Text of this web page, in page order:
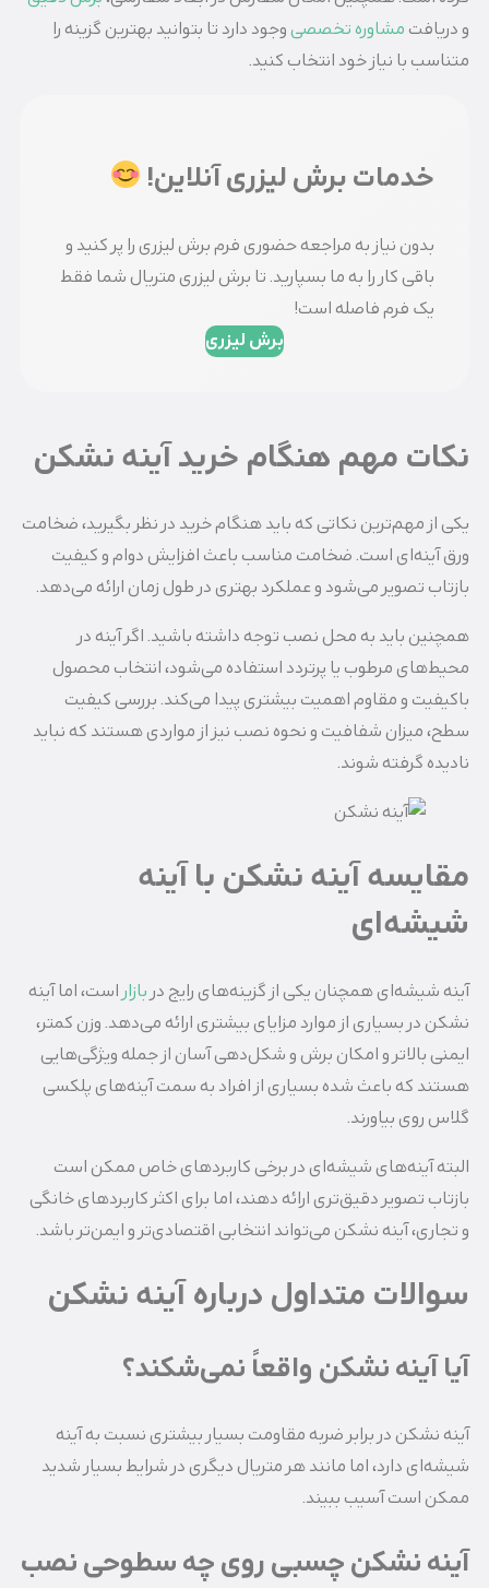
و دریافت مشاوره تخصصیوجود دارد تا بتوانید بهترین گزینه را
متناسب با نیاز خود انتخاب کنید.
خدمات برش لیزری آنلاین!
بدون نیاز به مراجعه حضوری فرم برش لیزری را پر کنید و
باقی کار را به ما بسپارید. تا برش لیزری متریال شما فقط
یک فرم فاصله است!
برش لیزری
نکات مهم هنگام خرید آینه نشکن
یکی از مهم‌ترین نکاتی که باید هنگام خرید در نظر بگیرید، ضخامت
ورق آینه‌ای است. ضخامت مناسب باعث افزایش دوام و کیفیت
بازتاب تصویر می‌شود و عملکرد بهتری در طول زمان ارائه می‌دهد.
همچنین باید به محل نصب توجه داشته باشید. اگر آینه در
محیط‌های مرطوب یا پرتردد استفاده می‌شود، انتخاب محصول
باکیفیت و مقاوم اهمیت بیشتری پیدا می‌کند. بررسی کیفیت
سطح، میزان شفافیت و نحوه نصب نیز از مواردی هستند که نباید
نادیده گرفته شوند.
مقایسه آینه نشکن با آینه
شیشه‌ای
آینه شیشه‌ای همچنان یکی از گزینه‌های رایج در بازار است، اما آینه
نشکن در بسیاری از موارد مزایای بیشتری ارائه می‌دهد. وزن کمتر،
ایمنی بالاتر و امکان برش و شکل‌دهی آسان از جمله ویژگی‌هایی
هستند که باعث شده بسیاری از افراد به سمت آینه‌های پلکسی
گلاس روی بیاورند.
البته آینه‌های شیشه‌ای در برخی کاربردهای خاص ممکن است
بازتاب تصویر دقیق‌تری ارائه دهند، اما برای اکثر کاربردهای خانگی
و تجاری، آینه نشکن می‌تواند انتخابی اقتصادی‌تر و ایمن‌تر باشد.
سوالات متداول درباره آینه نشکن
آیا آینه نشکن واقعاً نمی‌شکند؟
آینه نشکن در برابر ضربه مقاومت بسیار بیشتری نسبت به آینه
شیشه‌ای دارد، اما مانند هر متریال دیگری در شرایط بسیار شدید
ممکن است آسیب ببیند.
آینه نشکن چسبی روی چه سطوحی نصب